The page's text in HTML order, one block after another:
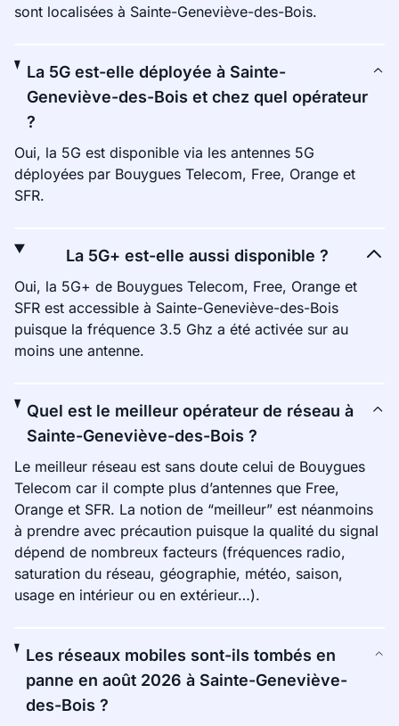
sont localisées à Sainte-Geneviève-des-Bois.
La 5G est-elle déployée à Sainte-
Geneviève-des-Bois et chez quel opérateur
?
Oui, la 5G est disponible via les antennes 5G
déployées par Bouygues Telecom, Free, Orange et
SFR.
La 5G+ est-elle aussi disponible ?
Oui, la 5G+ de Bouygues Telecom, Free, Orange et
SFR est accessible à Sainte-Geneviève-des-Bois
puisque la fréquence 3.5 Ghz a été activée sur au
moins une antenne.
Quel est le meilleur opérateur de réseau à
Sainte-Geneviève-des-Bois ?
Le meilleur réseau est sans doute celui de Bouygues
Telecom car il compte plus d’antennes que Free,
Orange et SFR. La notion de “meilleur” est néanmoins
à prendre avec précaution puisque la qualité du signal
dépend de nombreux facteurs (fréquences radio,
saturation du réseau, géographie, météo, saison,
usage en intérieur ou en extérieur…).
Les réseaux mobiles sont-ils tombés en
panne en août 2026 à Sainte-Geneviève-
des-Bois ?